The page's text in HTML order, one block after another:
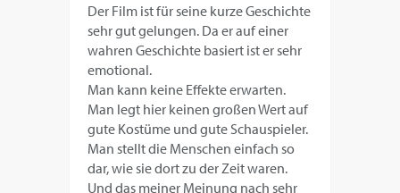
Der Film ist für seine kurze Geschichte
sehr gut gelungen. Da er auf einer
wahren Geschichte basiert ist er sehr
emotional.
Man kann keine Effekte erwarten.
Man legt hier keinen großen Wert auf
gute Kostüme und gute Schauspieler.
Man stellt die Menschen einfach so
dar, wie sie dort zu der Zeit waren.
Und das meiner Meinung nach sehr